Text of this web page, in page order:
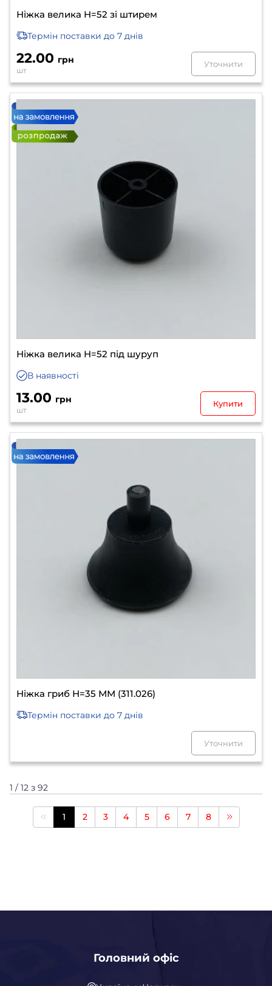
Ніжка велика Н=52 зі штирем
Термін поставки до 7 днів
22.00 грн
шт
Уточнити
Ніжка велика Н=52 під шуруп
В наявності
13.00 грн
шт
Купити
Ніжка гриб Н=35 ММ (311.026)
Термін поставки до 7 днів
Уточнити
1 / 12 з 92
1 2 3 4 5 6 7 8
Головний офіс